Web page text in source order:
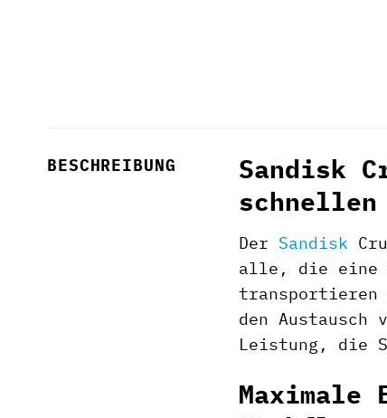
BESCHREIBUNG
Sandisk
Der Sandisk
alle, die eine
transportieren
den
Leistung, die